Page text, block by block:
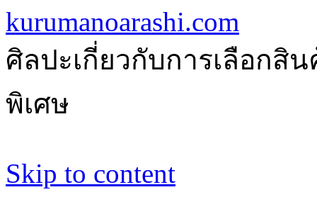
kurumanoarashi.com
ศิลปะเกี่ยวกับการเลือก
พิเศษ
Skip to content